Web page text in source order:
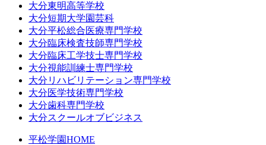
大分東明高等学校
大分短期大学園芸科
大分平松総合医療専門学校
大分臨床検査技師専門学校
大分臨床工学技士専門学校
大分視能訓練士専門学校
大分リハビリテーション専門学校
大分医学技術専門学校
大分歯科専門学校
大分スクールオブビジネス
平松学園HOME